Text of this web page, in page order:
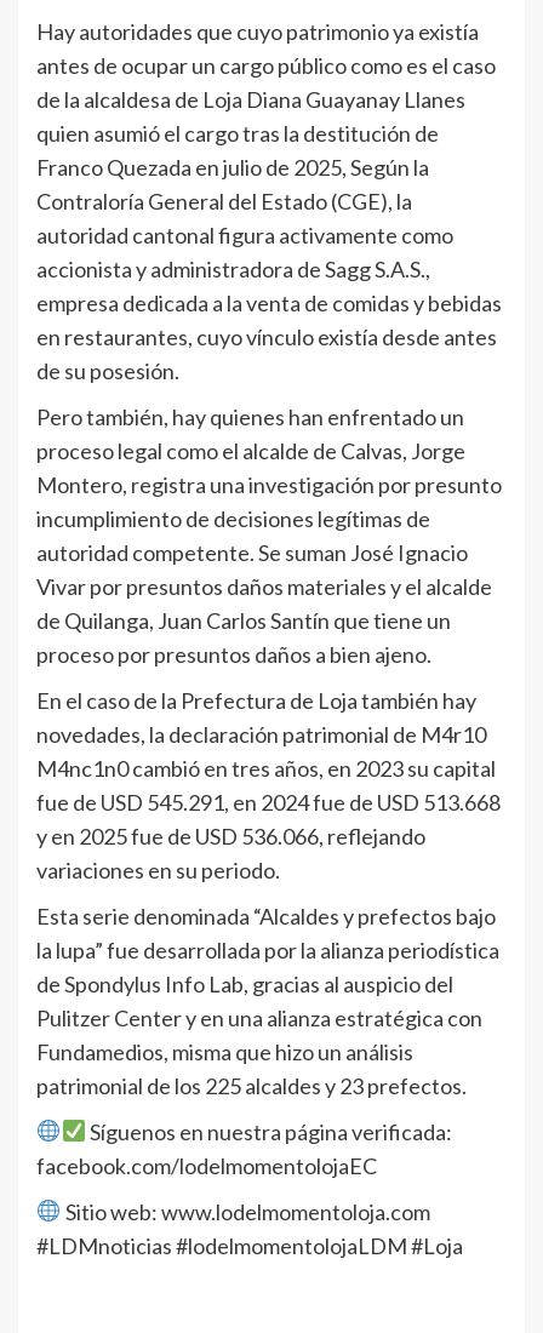
Hay autoridades que cuyo patrimonio ya existía
antes de ocupar un cargo público como es el caso
de la alcaldesa de Loja Diana Guayanay Llanes
quien asumió el cargo tras la destitución de
Franco Quezada en julio de 2025, Según la
Contraloría General del Estado (CGE), la
autoridad cantonal figura activamente como
accionista y administradora de Sagg S.A.S.,
empresa dedicada a la venta de comidas y bebidas
en restaurantes, cuyo vínculo existía desde antes
de su posesión.
Pero también, hay quienes han enfrentado un
proceso legal como el alcalde de Calvas, Jorge
Montero, registra una investigación por presunto
incumplimiento de decisiones legítimas de
autoridad competente. Se suman José Ignacio
Vivar por presuntos daños materiales y el alcalde
de Quilanga, Juan Carlos Santín que tiene un
proceso por presuntos daños a bien ajeno.
En el caso de la Prefectura de Loja también hay
novedades, la declaración patrimonial de M4r10
M4nc1n0 cambió en tres años, en 2023 su capital
fue de USD 545.291, en 2024 fue de USD 513.668
y en 2025 fue de USD 536.066, reflejando
variaciones en su periodo.
Esta serie denominada “Alcaldes y prefectos bajo
la lupa” fue desarrollada por la alianza periodística
de Spondylus Info Lab, gracias al auspicio del
Pulitzer Center y en una alianza estratégica con
Fundamedios, misma que hizo un análisis
patrimonial de los 225 alcaldes y 23 prefectos.
Síguenos en nuestra página verificada:
facebook.com/lodelmomentolojaEC
Sitio web: www.lodelmomentoloja.com
#LDMnoticias #lodelmomentolojaLDM #Loja